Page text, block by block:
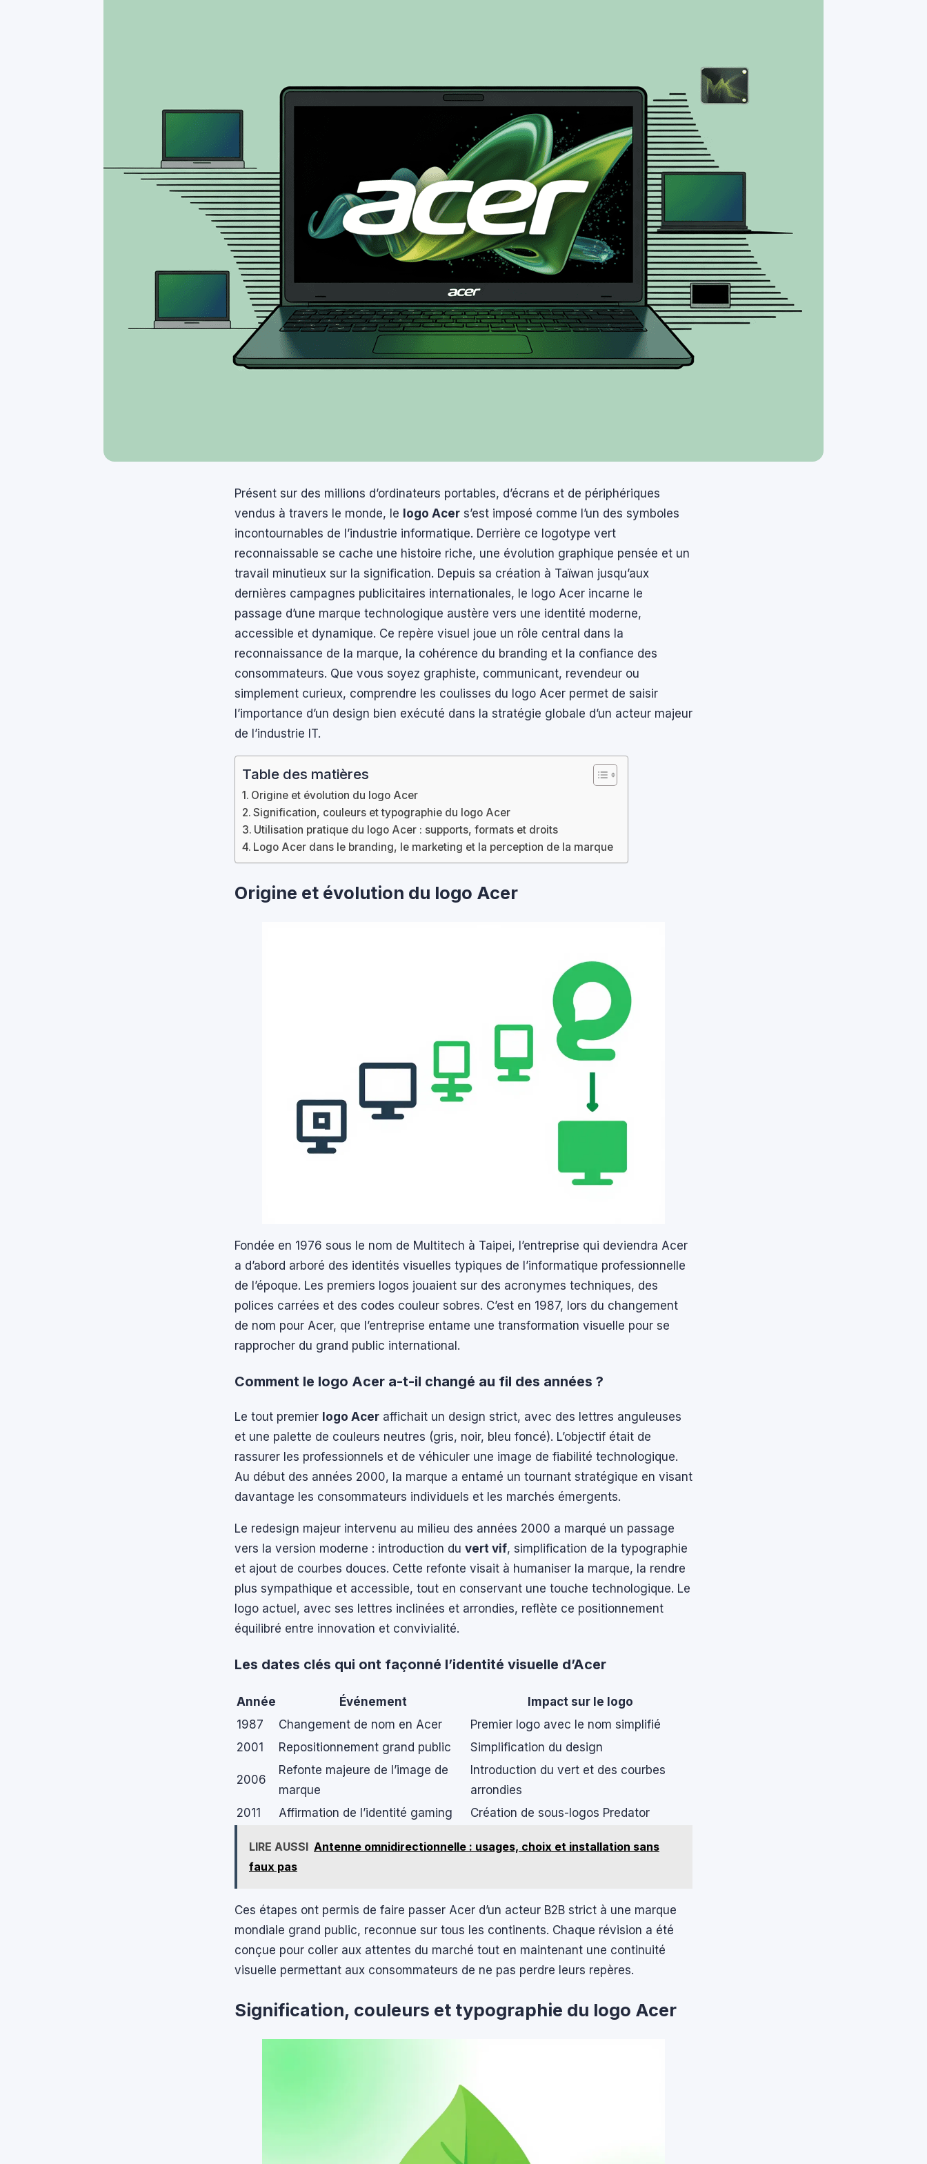
Présent sur des millions d’ordinateurs portables, d’écrans et de périphériques
vendus à travers le monde, le logo Acer s’est imposé comme l’un des symboles
incontournables de l’industrie informatique. Derrière ce logotype vert
reconnaissable se cache une histoire riche, une évolution graphique pensée et un
travail minutieux sur la signification. Depuis sa création à Taïwan jusqu’aux
dernières campagnes publicitaires internationales, le logo Acer incarne le
passage d’une marque technologique austère vers une identité moderne,
accessible et dynamique. Ce repère visuel joue un rôle central dans la
reconnaissance de la marque, la cohérence du branding et la confiance des
consommateurs. Que vous soyez graphiste, communicant, revendeur ou
simplement curieux, comprendre les coulisses du logo Acer permet de saisir
l’importance d’un design bien exécuté dans la stratégie globale d’un acteur majeur
de l’industrie IT.
Table des matières
Origine et évolution du logo Acer
Signification, couleurs et typographie du logo Acer
Utilisation pratique du logo Acer : supports, formats et droits
Logo Acer dans le branding, le marketing et la perception de la marque
Origine et évolution du logo Acer
Fondée en 1976 sous le nom de Multitech à Taipei, l’entreprise qui deviendra Acer
a d’abord arboré des identités visuelles typiques de l’informatique professionnelle
de l’époque. Les premiers logos jouaient sur des acronymes techniques, des
polices carrées et des codes couleur sobres. C’est en 1987, lors du changement
de nom pour Acer, que l’entreprise entame une transformation visuelle pour se
rapprocher du grand public international.
Comment le logo Acer a-t-il changé au fil des années ?
Le tout premier logo Acer affichait un design strict, avec des lettres anguleuses
et une palette de couleurs neutres (gris, noir, bleu foncé). L’objectif était de
rassurer les professionnels et de véhiculer une image de fiabilité technologique.
Au début des années 2000, la marque a entamé un tournant stratégique en visant
davantage les consommateurs individuels et les marchés émergents.
Le redesign majeur intervenu au milieu des années 2000 a marqué un passage
vers la version moderne : introduction du vert vif, simplification de la typographie
et ajout de courbes douces. Cette refonte visait à humaniser la marque, la rendre
plus sympathique et accessible, tout en conservant une touche technologique. Le
logo actuel, avec ses lettres inclinées et arrondies, reflète ce positionnement
équilibré entre innovation et convivialité.
Les dates clés qui ont façonné l’identité visuelle d’Acer
Année Événement
Impact sur le logo
1987
Changement de nom en Acer
Premier logo avec le nom simplifié
2001
Repositionnement grand public Simplification du design
2006
Refonte majeure de l’image de
marque
Introduction du vert et des courbes
arrondies
2011
Affirmation de l’identité gaming Création de sous-logos Predator
LIRE AUSSI Antenne omnidirectionnelle : usages, choix et installation sans
faux pas
Ces étapes ont permis de faire passer Acer d’un acteur B2B strict à une marque
mondiale grand public, reconnue sur tous les continents. Chaque révision a été
conçue pour coller aux attentes du marché tout en maintenant une continuité
visuelle permettant aux consommateurs de ne pas perdre leurs repères.
Signification, couleurs et typographie du logo Acer